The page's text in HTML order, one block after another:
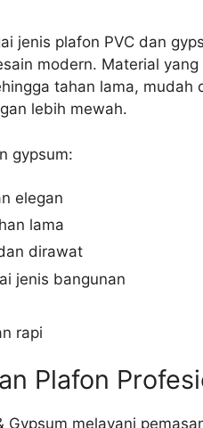
jenis plafon PVC dan
modern. Material yang
tahan lama, mudah
lebih mewah.
gypsum:
elegan
lama
dirawat
jenis bangunan
rapi
Plafon
Gypsum melayani